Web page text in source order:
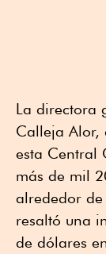
La directora
Calleja Alor,
esta Central
más de mil
alrededor
resaltó una
de dólares